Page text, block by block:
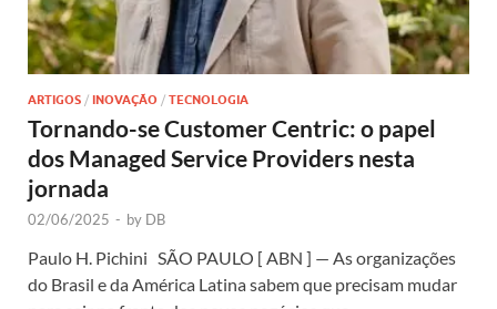
ARTIGOS / INOVAÇÃO / TECNOLOGIA
Tornando-se Customer Centric: o papel
dos Managed Service Providers nesta
jornada
02/06/2025 - by DB
Paulo H. Pichini SÃO PAULO [ ABN ] — As organizações
do Brasil e da América Latina sabem que precisam mudar